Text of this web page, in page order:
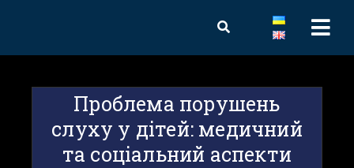
Проблема порушень
слуху у дітей: медичний
та соціальний аспекти